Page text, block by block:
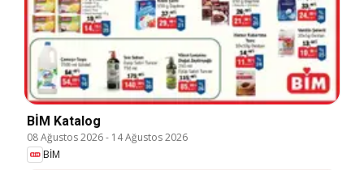
BİM Katalog
08 Ağustos 2026- 14 Ağustos 2026
BİM